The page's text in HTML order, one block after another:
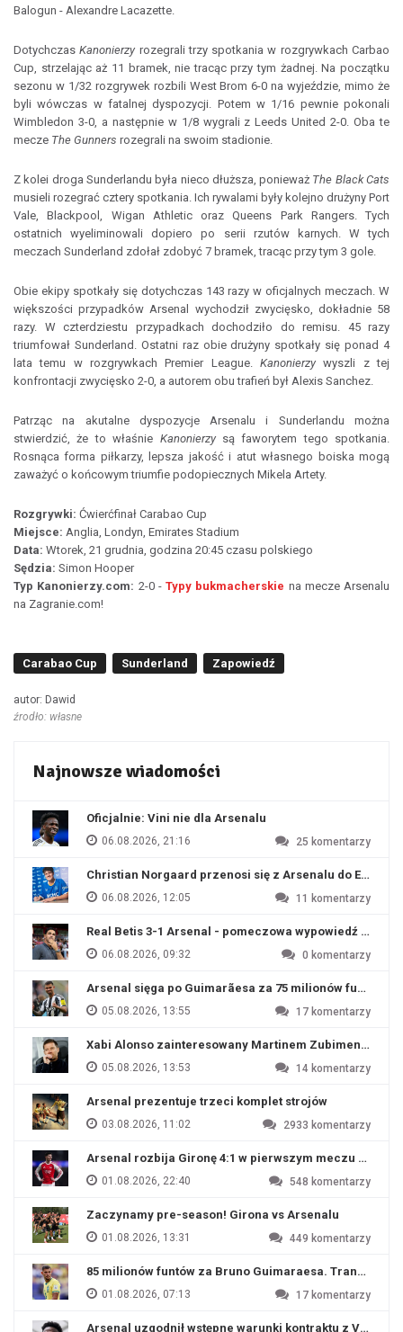
Balogun - Alexandre Lacazette.
DotychczasKanonierzyrozegrali trzy spotkania w rozgrywkach Carbao
Cup, strzelając aż 11 bramek, nie tracąc przy tym żadnej. Na początku
sezonu w 1/32 rozgrywek rozbili West Brom 6-0 na wyjeździe, mimo że
byli wówczas w fatalnej dyspozycji. Potem w 1/16 pewnie pokonali
Wimbledon 3-0, a następnie w 1/8 wygrali z Leeds United 2-0. Oba te
mecze The Gunners rozegrali na swoim stadionie.
Z kolei droga Sunderlandu była nieco dłuższa, ponieważ The Black Cats
musieli rozegrać cztery spotkania. Ich rywalami były kolejno drużyny Port
Vale, Blackpool, Wigan Athletic oraz Queens Park Rangers. Tych
ostatnich wyeliminowali dopiero po serii rzutów karnych. W tych
meczach Sunderland zdołał zdobyć 7 bramek, tracąc przy tym 3 gole.
Obie ekipy spotkały się dotychczas 143 razy w oficjalnych meczach. W
większości przypadków Arsenal wychodził zwycięsko, dokładnie 58
razy. W czterdziestu przypadkach dochodziło do remisu. 45 razy
triumfował Sunderland. Ostatni raz obie drużyny spotkały się ponad 4
lata temu w rozgrywkach Premier League. Kanonierzywyszli z tej
konfrontacji zwycięsko 2-0, a autorem obu trafień był Alexis Sanchez.
Patrząc na akutalne dyspozycje Arsenalu i Sunderlandu można
stwierdzić, że to właśnie Kanonierzysą faworytem tego spotkania.
Rosnąca forma piłkarzy, lepsza jakość i atut własnego boiska mogą
zaważyć o końcowym triumfie podopiecznych Mikela Artety.
Rozgrywki: Ćwierćfinał Carabao Cup
Miejsce: Anglia, Londyn, Emirates Stadium
Data: Wtorek, 21 grudnia, godzina 20:45 czasu polskiego
Sędzia: Simon Hooper
Typ Kanonierzy.com: 2-0 - Typy bukmacherskie na mecze Arsenalu
na Zagranie.com!
Carabao Cup Sunderland Zapowiedź
autor: Dawid
źrodło: własne
Najnowsze wiadomości
Oficjalnie: Vini nie dla Arsenalu
06.08.2026, 21:16 25 komentarzy
Christian Norgaard przenosi się z Arsenalu do
06.08.2026, 12:05 11 komentarzy
Real Betis 3-1 Arsenal - pomeczowa wypowiedź Artety
06.08.2026, 09:32 0 komentarzy
Arsenal sięga po Guimarãesa za 75 milionów funtów
05.08.2026, 13:55 17 komentarzy
Xabi Alonso zainteresowany Martinem Zubimendim
05.08.2026, 13:53 14 komentarzy
Arsenal prezentuje trzeci komplet strojów
03.08.2026, 11:02 2933 komentarzy
Arsenal rozbija Gironę 4:1 w pierwszym meczu
01.08.2026, 22:40 548 komentarzy
Zaczynamy pre-season! Girona vs Arsenalu
01.08.2026, 13:31 449 komentarzy
85 milionów funtów za Bruno Guimaraesa. Transfer
01.08.2026, 07:13 17 komentarzy
Arsenal uzgodnił wstępne warunki kontraktu z